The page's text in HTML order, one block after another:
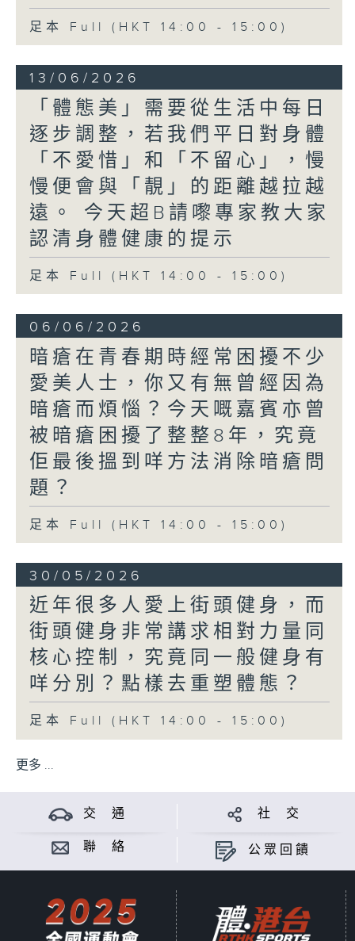
足本 Full (HKT 14:00 - 15:00)
13/06/2026
「體態美」需要從生活中每日
逐步調整，若我們平日對身體
「不愛惜」和「不留心」，慢
慢便會與「靚」的距離越拉越
遠。​ 今天超B請嚟專家教大家
認清身體健康的提示
足本 Full (HKT 14:00 - 15:00)
06/06/2026
暗瘡在青春期時經常困擾不少
愛美人士，你又有無曾經因為
暗瘡而煩惱？今天嘅嘉賓亦曾
被暗瘡困擾了整整8年，究竟
佢最後搵到咩方法消除暗瘡問
題？
足本 Full (HKT 14:00 - 15:00)
30/05/2026
近年很多人愛上街頭健身，而
街頭健身非常講求相對力量同
核心控制，究竟同一般健身有
咩分別？點樣去重塑體態？
足本 Full (HKT 14:00 - 15:00)
更多 ...
交 通 社 交
聯 絡 公眾回饋